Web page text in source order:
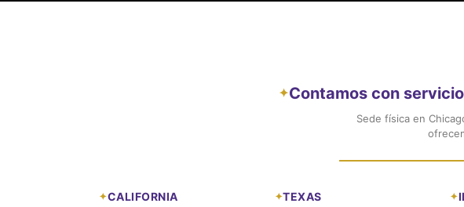
✦Contamos con
Sede física en
CALIFORNIA TEXAS